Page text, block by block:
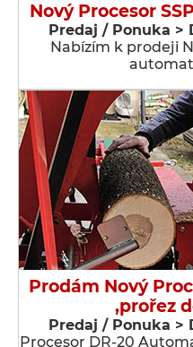
Nový Procesor
Predaj / Ponuka >
Nabízím k prodeji
Prodám Nový
,prořez
Predaj / Ponuka >
Procesor DR-20